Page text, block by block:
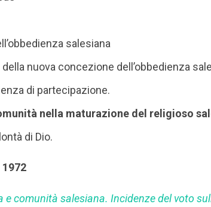
salesiana
nuova concezione dell’obbedienza
di partecipazione.
nella maturazione del religioso
di Dio.
e comunità salesiana. Incidenze del voto